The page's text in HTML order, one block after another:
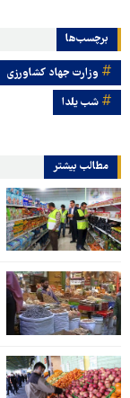
برچسب‌ها
وزارت جهاد کشاورزی
شب یلدا
مطالب بیشتر